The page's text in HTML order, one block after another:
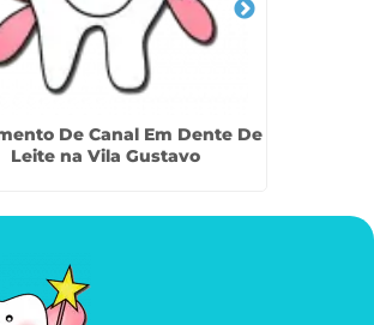
De Canal Em Dente De
Leite na Vila Gustavo